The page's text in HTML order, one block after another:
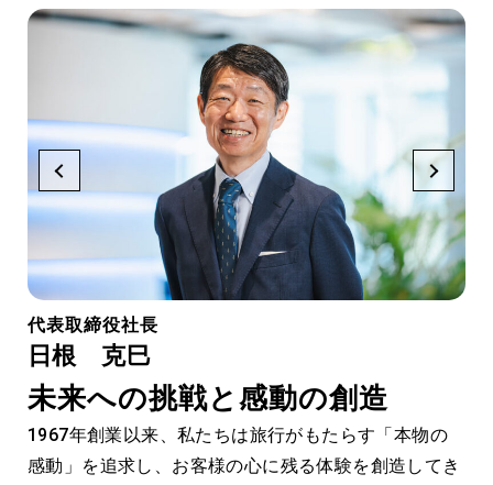
代表取締役社長
日根 克巳
未来への挑戦と感動の創造
1967年創業以来、私たちは旅行がもたらす「本物の
感動」を追求し、お客様の心に残る体験を創造してき